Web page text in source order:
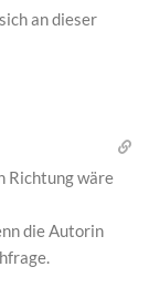
an dieser
Richtung wäre
die Autorin